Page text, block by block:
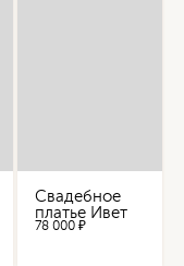
Свадебное
платье Ивет
78 000 ₽